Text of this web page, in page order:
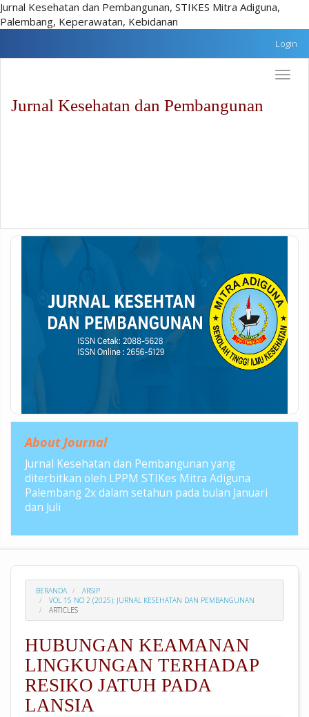
Jurnal Kesehatan dan Pembangunan, STIKES Mitra Adiguna,
Palembang, Keperawatan, Kebidanan
Navigasi
Login
Toggle
Jurnal Kesehatan dan Pembangunan
About Journal
Jurnal Kesehatan dan Pembangunan yang
diterbitkan oleh LPPM STIKes Mitra Adiguna
Palembang 2x dalam setahun pada bulan Januari
dan Juli
BERANDA
ARSIP
VOL 15 NO 2 (2025): JURNAL KESEHATAN DAN PEMBANGUNAN
ARTICLES
HUBUNGAN KEAMANAN
LINGKUNGAN TERHADAP
RESIKO JATUH PADA
LANSIA